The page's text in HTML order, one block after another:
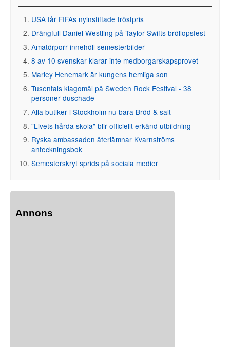
USA får FIFAs nyinstiftade tröstpris
Drängfull Daniel Westling på Taylor Swifts bröllopsfest
Amatörporr innehöll semesterbilder
8 av 10 svenskar klarar inte medborgarskapsprovet
Marley Henemark är kungens hemliga son
Tusentals klagomål på Sweden Rock Festival - 38
personer duschade
Alla butiker i Stockholm nu bara Bröd & salt
"Livets hårda skola" blir officiellt erkänd utbildning
Ryska ambassaden återlämnar Kvarnströms
anteckningsbok
Semesterskryt sprids på sociala medier
Annons